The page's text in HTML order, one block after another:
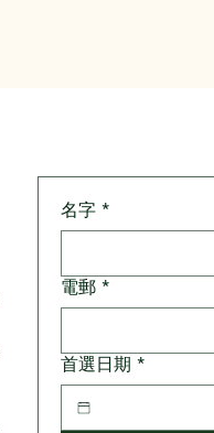
名字 *
電郵 *
首選日期 *